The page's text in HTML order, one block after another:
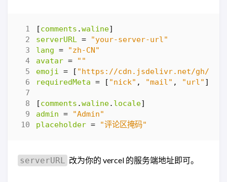
[comments .waline]
serverURL =
"your-server-url"
lang =
"zh-CN"
avatar =
""
emoji = [ "https://cdn.jsdelivr.net/gh/
requiredMeta = [ "nick" , "mail" , "url" ]
[comments .waline. locale]
admin =
"Admin"
placeholder = "评论区掩码"
serverURL 改为你的 vercel 的服务端地址即可。